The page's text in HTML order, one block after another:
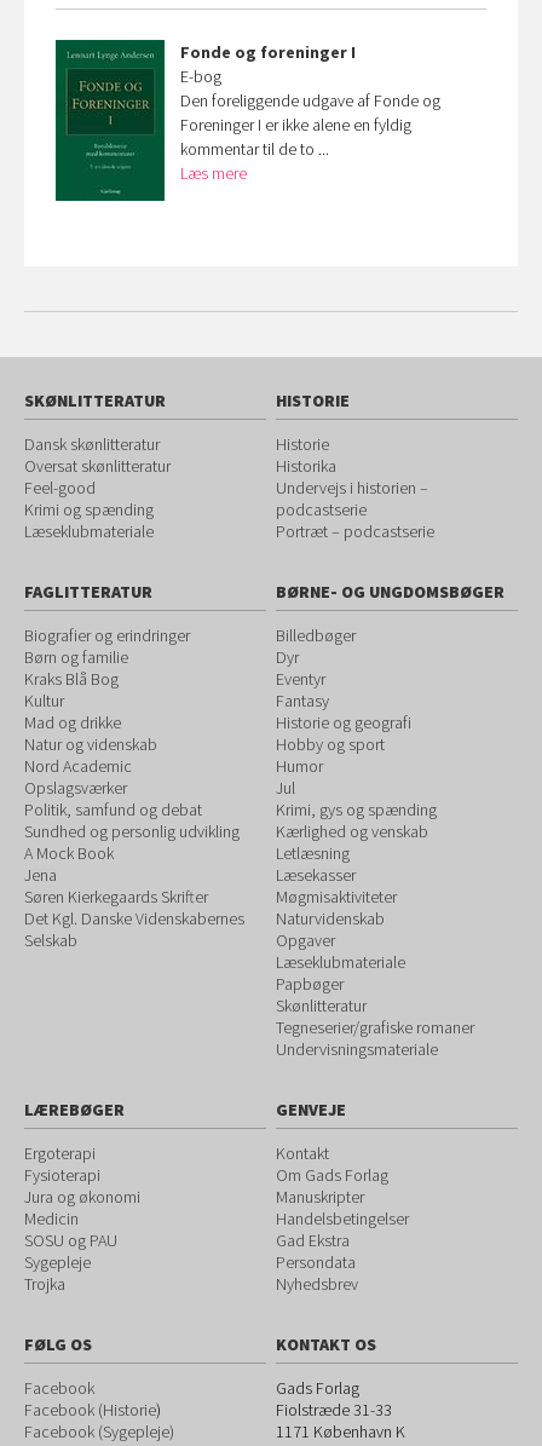
Fonde og foreninger I
E-bog
Den foreliggende udgave af Fonde og
Foreninger I er ikke alene en fyldig
kommentar til de to ...
Læs mere
SKØNLITTERATUR
Dansk skønlitteratur
Oversat skønlitteratur
Feel-good
Krimi og spænding
Læseklubmateriale
HISTORIE
Historie
Historika
Undervejs i historien –
podcastserie
Portræt – podcastserie
FAGLITTERATUR
Biografier og erindringer
Børn og familie
Kraks Blå Bog
Kultur
Mad og drikke
Natur og videnskab
Nord Academic
Opslagsværker
Politik, samfund og debat
Sundhed og personlig udvikling
A Mock Book
Jena
Søren Kierkegaards Skrifter
Det Kgl. Danske Videnskabernes
Selskab
BØRNE- OG UNGDOMSBØGER
Billedbøger
Dyr
Eventyr
Fantasy
Historie og geografi
Hobby og sport
Humor
Jul
Krimi, gys og spænding
Kærlighed og venskab
Letlæsning
Læsekasser
Møgmisaktiviteter
Naturvidenskab
Opgaver
Læseklubmateriale
Papbøger
Skønlitteratur
Tegneserier/grafiske romaner
Undervisningsmateriale
LÆREBØGER
Ergoterapi
Fysioterapi
Jura og økonomi
Medicin
SOSU og PAU
Sygepleje
Trojka
GENVEJE
Kontakt
Om Gads Forlag
Manuskripter
Handelsbetingelser
Gad Ekstra
Persondata
Nyhedsbrev
FØLG OS
Facebook
Facebook (Historie)
Facebook (Sygepleje)
KONTAKT OS
Gads Forlag
Fiolstræde 31-33
1171 København K